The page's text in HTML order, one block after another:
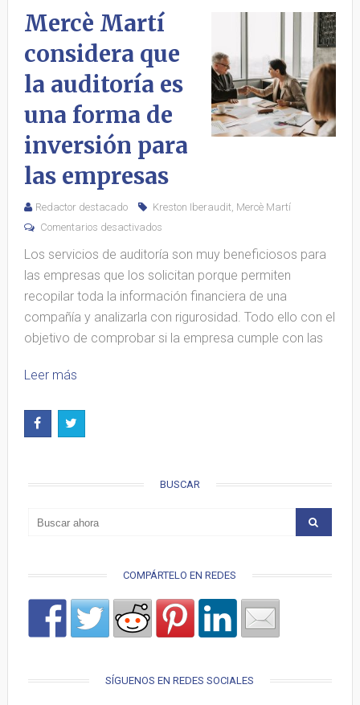
Mercè Martí
considera que
la auditoría es
una forma de
inversión para
las empresas
Redactor destacado Kreston Iberaudit, Mercè Martí
Comentarios desactivados
Los servicios de auditoría son muy beneficiosos para
las empresas que los solicitan porque permiten
recopilar toda la información financiera de una
compañía y analizarla con rigurosidad. Todo ello con el
objetivo de comprobar si la empresa cumple con las
Leer más
BUSCAR
COMPÁRTELO EN REDES
SÍGUENOS EN REDES SOCIALES